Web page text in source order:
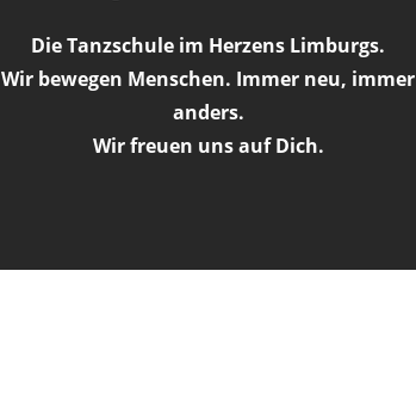
Die Tanzschule im Herzens Limburgs.
Wir bewegen Menschen. Immer neu, immer
anders.
Wir freuen uns auf Dich.